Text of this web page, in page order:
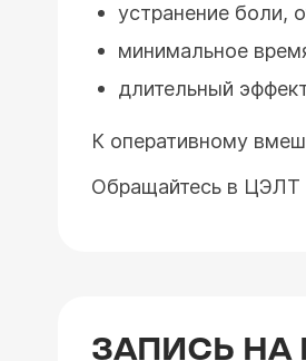
устранение боли,
минимальное
длительный
К оперативному
Обращайтесь в ЦЭЛТ
ЗАПИСЬ НА